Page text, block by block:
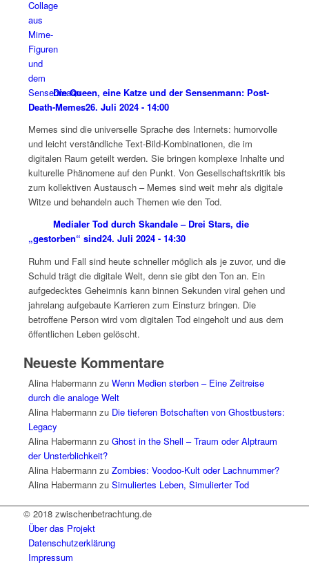
Die Queen, eine Katze und der Sensenmann: Post-
Death-Memes26. Juli 2024 - 14:00
Memes sind die universelle Sprache des Internets: humorvolle
und leicht verständliche Text-Bild-Kombinationen, die im
digitalen Raum geteilt werden. Sie bringen komplexe Inhalte und
kulturelle Phänomene auf den Punkt. Von Gesellschaftskritik bis
zum kollektiven Austausch – Memes sind weit mehr als digitale
Witze und behandeln auch Themen wie den Tod.
Medialer Tod durch Skandale – Drei Stars, die
„gestorben“ sind24. Juli 2024 - 14:30
Ruhm und Fall sind heute schneller möglich als je zuvor, und die
Schuld trägt die digitale Welt, denn sie gibt den Ton an. Ein
aufgedecktes Geheimnis kann binnen Sekunden viral gehen und
jahrelang aufgebaute Karrieren zum Einsturz bringen. Die
betroffene Person wird vom digitalen Tod eingeholt und aus dem
öffentlichen Leben gelöscht.
Neueste Kommentare
Alina Habermannzu Wenn Medien sterben – Eine Zeitreise
durch die analoge Welt
Alina Habermannzu Die tieferen Botschaften von Ghostbusters:
Legacy
Alina Habermannzu Ghost in the Shell – Traum oder Alptraum
der Unsterblichkeit?
Alina Habermannzu Zombies: Voodoo-Kult oder Lachnummer?
Alina Habermannzu Simuliertes Leben, Simulierter Tod
© 2018 zwischenbetrachtung.de
Über das Projekt
Datenschutzerklärung
Impressum